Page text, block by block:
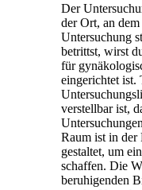
Der
der Ort, an
Untersuchung
betrittst, wirst
für
eingerichtet ist.
verstellbar ist,
Raum ist in der
gestaltet, um
schaffen. Die
beruhigenden